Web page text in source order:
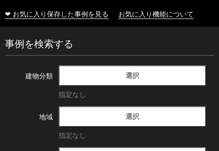
❤ お気に入り保存した事例を見る お気に入り機能について
事例を検索する
建物分類 選択
指定なし
地域 選択
指定なし